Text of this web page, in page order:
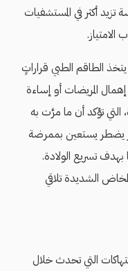
تزيد أكثر في المستشفيات
الامتياز.
الطاقم الطبي قراراتٍ
المريضات أو إساءة
التي تؤكد أن ما مرَّت به
يضطر يستعين بممرضة
تسريع الولادة.
الشديدة تلاقي
التي تحدث خلال